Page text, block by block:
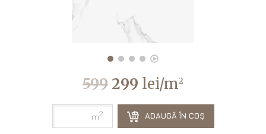
599 299 lei/m2
m2 ADAUGĂ ÎN COȘ